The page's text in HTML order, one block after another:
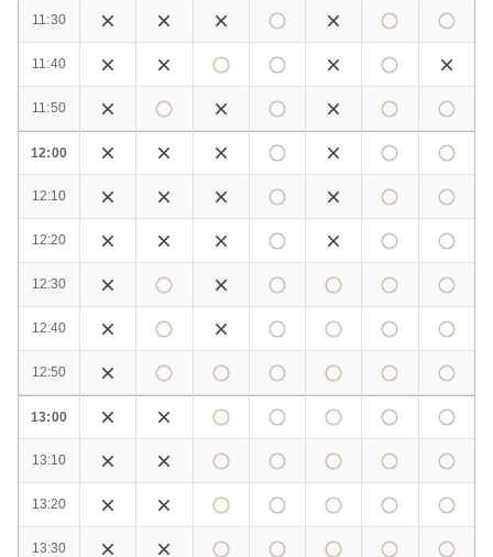
11:30
11:40
11:50
12:00
12:10
12:20
12:30
12:40
12:50
13:00
13:10
13:20
13:30